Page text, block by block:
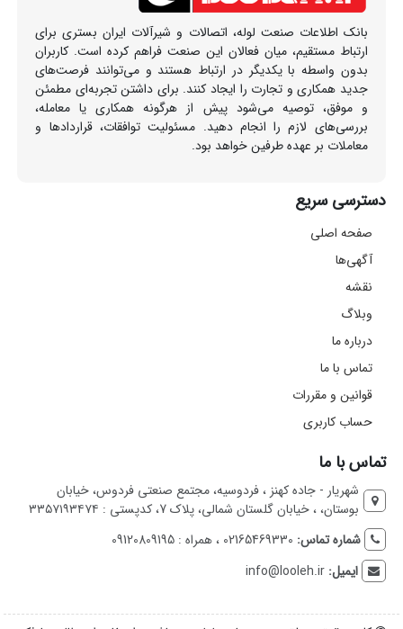
بانک اطلاعات صنعت لوله، اتصالات و شیرآلات ایران بستری برای
ارتباط مستقیم، میان فعالان این صنعت فراهم کرده است. کاربران
بدون واسطه با یکدیگر در ارتباط هستند و می‌توانند فرصت‌های
جدید همکاری و تجارت را ایجاد کنند. برای داشتن تجربه‌ای مطمئن
و موفق، توصیه می‌شود پیش از هرگونه همکاری یا معامله،
بررسی‌های لازم را انجام دهید. مسئولیت توافقات، قراردادها و
معاملات بر عهده طرفین خواهد بود.
دسترسی سریع
صفحه اصلی
آگهی‌ها
نقشه
وبلاگ
درباره ما
تماس با ما
قوانین و مقررات
حساب کاربری
تماس با ما
شهریار - جاده کهنز ، فردوسیه، مجتمع صنعتی فردوس، خیابان
بوستان، ، خیابان گلستان شمالی، پلاک 7، کدپستی : ۳۳۵۷۱۹۳۴۷۴
شماره تماس: 02165469330 ، همراه : 09120809195
ایمیل:info@looleh.ir